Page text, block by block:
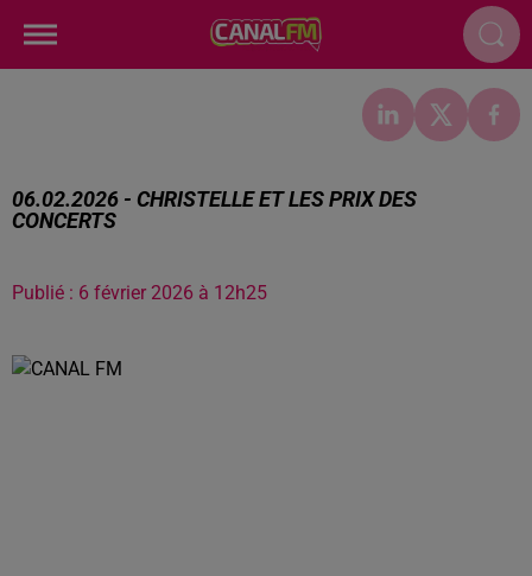
06.02.2026 - CHRISTELLE ET LES PRIX DES
CONCERTS
Publié : 6 février 2026 à 12h25